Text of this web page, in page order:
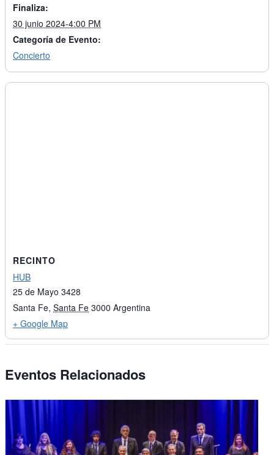
Finaliza:
30 junio 2024-4:00 PM
Categoría de Evento:
Concierto
RECINTO
HUB
25 de Mayo 3428
Santa Fe, Santa Fe 3000 Argentina
+ Google Map
Eventos Relacionados